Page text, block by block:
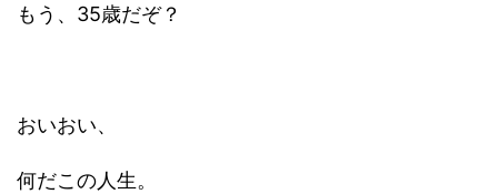
もう、35歳だぞ？
おいおい、
何だこの人生。